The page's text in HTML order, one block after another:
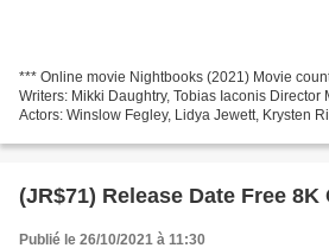
*** Online movie Nightbooks (2021) Movie
Writers: Mikki Daughtry, Tobias Iaconis Director
Actors: Winslow Fegley, Lidya Jewett, Krysten
(JR$71) Release Date Free
Publié le 26/10/2021 à 11:30